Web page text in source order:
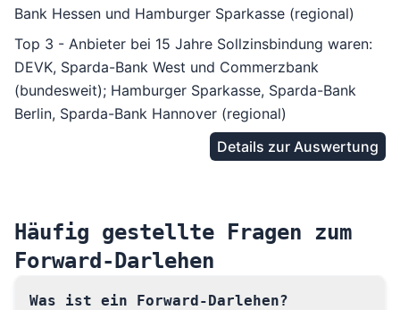
Bank Hessen und Hamburger Sparkasse (regional)
Top 3 - Anbieter bei 15 Jahre Sollzinsbindung waren:
DEVK, Sparda-Bank West und Commerzbank
(bundesweit); Hamburger Sparkasse, Sparda-Bank
Berlin, Sparda-Bank Hannover (regional)
Details zur Auswertung
Häufig gestellte Fragen zum
Forward-Darlehen
Was ist ein Forward-Darlehen?